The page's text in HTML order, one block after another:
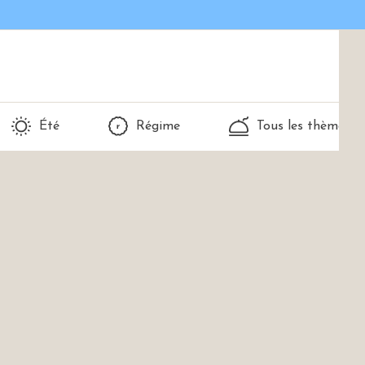
Été Régime Tous les thèmes